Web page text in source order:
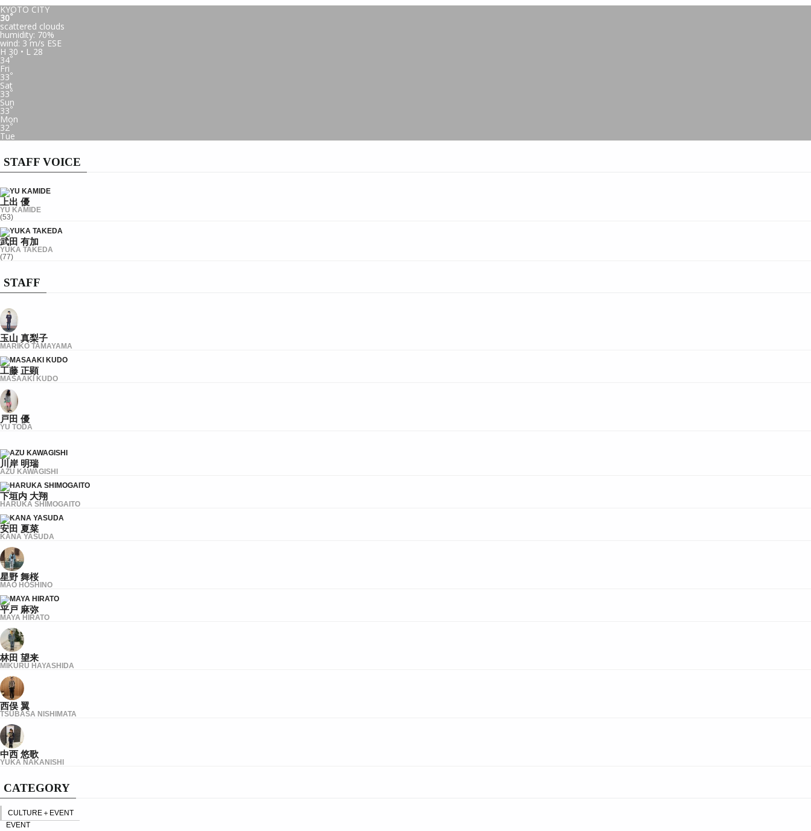
KYOTO CITY
30°
scattered clouds
humidity: 70%
wind: 3 m/s ESE
H 30 • L 28
34°
Fri
33°
Sat
33°
Sun
33°
Mon
32°
Tue
STAFF VOICE
上出 優
YU KAMIDE
(53)
武田 有加
YUKA TAKEDA
(77)
STAFF
玉山 真梨子
MARIKO TAMAYAMA
工藤 正顕
MASAAKI KUDO
戸田 優
YU TODA
川岸 明瑞
AZU KAWAGISHI
下垣内 大翔
HARUKA SHIMOGAITO
安田 夏菜
KANA YASUDA
星野 舞桜
MAO HOSHINO
平戸 麻弥
MAYA HIRATO
林田 望来
MIKURU HAYASHIDA
西俣 翼
TSUBASA NISHIMATA
中西 悠歌
YUKA NAKANISHI
CATEGORY
CULTURE＋EVENT
EVENT